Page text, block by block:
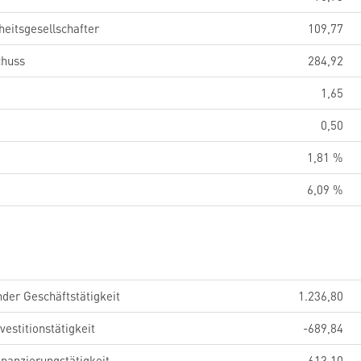
109,77
284,92
1,65
0,50
1,81 %
6,09 %
Geschäftstätigkeit
1.236,80
-689,84